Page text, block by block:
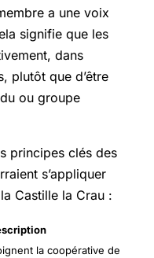
a une voix
signifie que les
dans
plutôt que d’être
ou groupe
principes clés des
s’appliquer
Castille la Crau :
la coopérative de